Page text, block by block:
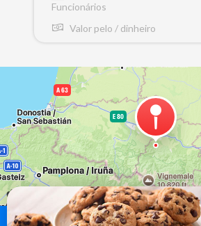
Funcionários
Valor pelo / dinheiro
Vindo até nós